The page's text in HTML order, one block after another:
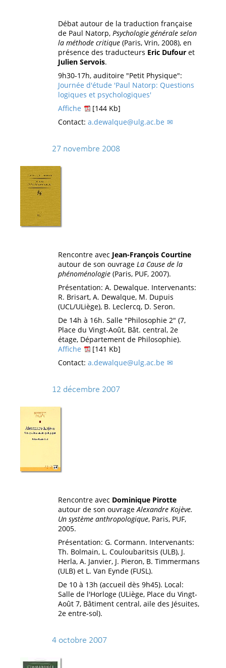
Débat autour de la traduction française
de Paul Natorp, Psychologie générale selon
la méthode critique(Paris, Vrin, 2008), en
présence des traducteurs Eric Dufouret
Julien Servois.
9h30-17h, auditoire "Petit Physique":
Journée d'étude 'Paul Natorp: Questions
logiques et psychologiques'
Affiche
[144 Kb]
Contact: a.dewalque@ulg.ac.be
27 novembre 2008
Rencontre avec Jean-François Courtine
autour de son ouvrage La Cause de la
phénoménologie(Paris, PUF, 2007).
Présentation: A. Dewalque. Intervenants:
R. Brisart, A. Dewalque, M. Dupuis
(UCL/ULiège), B. Leclercq, D. Seron.
De 14h à 16h. Salle "Philosophie 2" (7,
Place du Vingt-Août, Bât. central, 2e
étage, Département de Philosophie).
Affiche
[141 Kb]
Contact: a.dewalque@ulg.ac.be
12 décembre 2007
Rencontre avec Dominique Pirotte
autour de son ouvrageAlexandre Kojève.
Un système anthropologique, Paris, PUF,
2005.
Présentation: G. Cormann. Intervenants:
Th. Bolmain, L. Couloubaritsis (ULB), J.
Herla, A. Janvier, J. Pieron, B. Timmermans
(ULB) et L. Van Eynde (FUSL).
De 10 à 13h (accueil dès 9h45). Local:
Salle de l'Horloge (ULiège, Place du Vingt-
Août 7, Bâtiment central, aile des Jésuites,
2e entre-sol).
4 octobre 2007